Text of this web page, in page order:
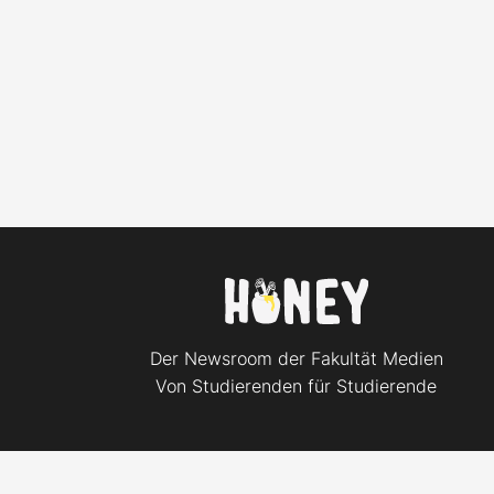
Der Newsroom der Fakultät Medien
Von Studierenden für Studierende